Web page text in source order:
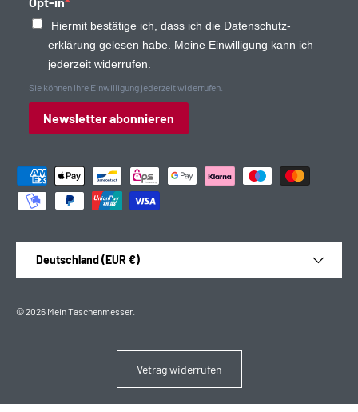
Hiermit bestätige ich, dass ich die Daten­schutz­
erklärung gelesen habe. Meine Einwilligung kann ich
jederzeit widerrufen.
Sie können Ihre Einwilligung jederzeit widerrufen.
Newsletter abonnieren
Zahlungsmethoden
Deutschland (EUR €)
© 2026 Mein Taschenmesser
Vetrag widerrufen